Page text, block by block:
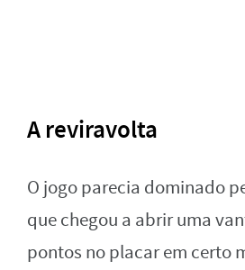
A reviravolta
O jogo parecia dominado
que chegou a abrir uma
pontos no placar em certo